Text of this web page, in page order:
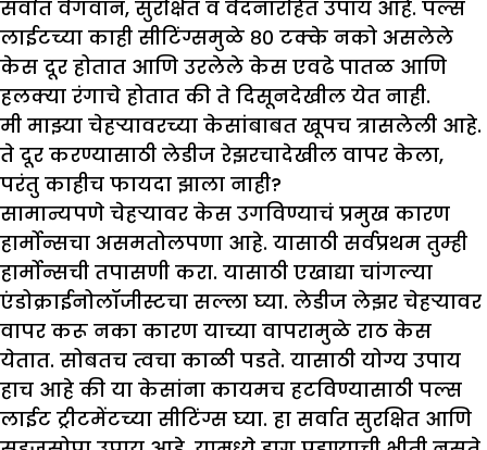
सर्वात वेगवान, सुरक्षित व वेदनारहित उपाय आहे. पल्स
लाईटच्या काही सीटिंग्समुळे ८० टक्के नको असलेले
केस दूर होतात आणि उरलेले केस एवढे पातळ आणि
हलक्या रंगाचे होतात की ते दिसूनदेखील येत नाही.
मी माझ् या चेहऱ्यावरच्या केसांबाबत खूपच त्रासलेली आहे.
ते दूर करण्यासाठी लेडीज रेझरचादेखील वापर केला,
परंतु काहीच फायदा झाला नाही?
सामान्यपणे चेहऱ्यावर केस उगविण्याचं प्रमुख कारण
हार्मोन्सचा असमतोलपणा आहे. यासाठी सर्वप्रथम तुम्ही
हार्मोन्सची तपासणी करा. यासाठी एखाद्या चांगल्या
एंडोक्राईनोलॉजीस्टचा सल्ला घ्या. लेडीज लेझर चेहऱ्यावर
वापर करू नका कारण याच्या वापरामुळे राठ केस
येतात. सोबतच त्वचा काळी पडते. यासाठी योग्य उपाय
हाच आहे की या केसांना कायमच हटविण्यासाठी पल्स
लाईट ट्रीटमेंटच्या सीटिंग्स घ्या. हा सर्वात सुरक्षित आणि